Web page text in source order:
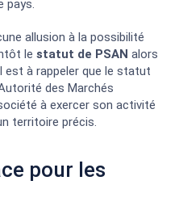
pays.
allusion à la possibilité
le statut de PSAN alors
est à rappeler que le statut
des Marchés
à exercer son activité
territoire précis.
pour les